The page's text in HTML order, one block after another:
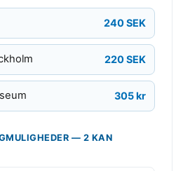
240 SEK
220 SEK
305 kr
— 2 KAN